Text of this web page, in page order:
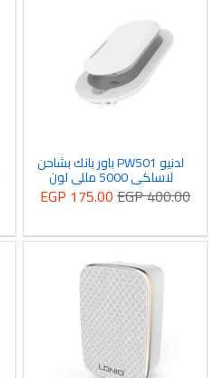
لدنيو PW501 باور بانك بشاحن
لاسلكي 5000 مللي لون
الأبيضEGP 175.00EGP 400.00